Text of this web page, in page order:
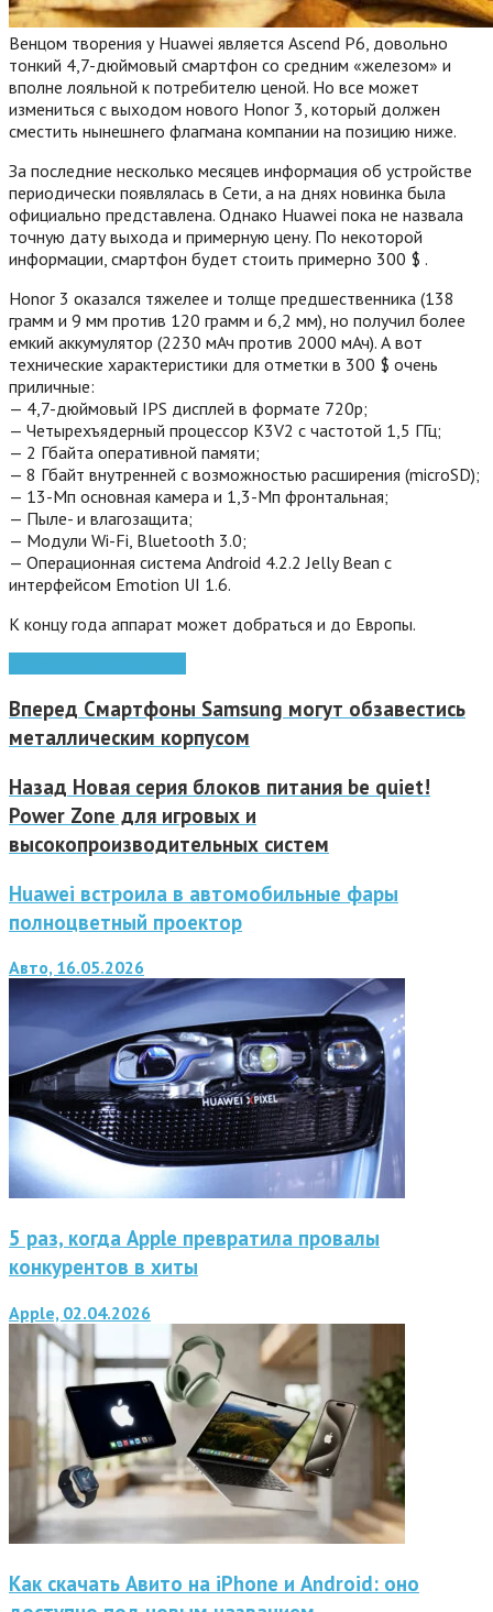
Венцом творения у Huawei является Ascend P6, довольно
тонкий 4,7-дюймовый смартфон со средним «железом» и
вполне лояльной к потребителю ценой. Но все может
измениться с выходом нового Honor 3, который должен
сместить нынешнего флагмана компании на позицию ниже.
За последние несколько месяцев информация об устройстве
периодически появлялась в Сети, а на днях новинка была
официально представлена. Однако Huawei пока не назвала
точную дату выхода и примерную цену. По некоторой
информации, смартфон будет стоить примерно 300 $ .
Honor 3 оказался тяжелее и толще предшественника (138
грамм и 9 мм против 120 грамм и 6,2 мм), но получил более
емкий аккумулятор (2230 мАч против 2000 мАч). А вот
технические характеристики для отметки в 300 $ очень
приличные:
— 4,7-дюймовый IPS дисплей в формате 720p;
— Четырехъядерный процессор K3V2 с частотой 1,5 ГГц;
— 2 Гбайта оперативной памяти;
— 8 Гбайт внутренней с возможностью расширения (microSD);
— 13-Мп основная камера и 1,3-Мп фронтальная;
— Пыле- и влагозащита;
— Модули Wi-Fi, Bluetooth 3.0;
— Операционная система Android 4.2.2 Jelly Bean с
интерфейсом Emotion UI 1.6.
К концу года аппарат может добраться и до Европы.
Вперед Смартфоны Samsung могут обзавестись
металлическим корпусом
Назад Новая серия блоков питания be quiet!
Power Zone для игровых и
высокопроизводительных систем
Huawei встроила в автомобильные фары
полноцветный проектор
Авто, 16.05.2026
5 раз, когда Apple превратила провалы
конкурентов в хиты
Apple, 02.04.2026
Как скачать Авито на iPhone и Android: оно